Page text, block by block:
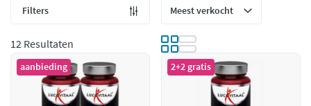
Filters
12 Resultaten
aanbieding 2+2 gratis